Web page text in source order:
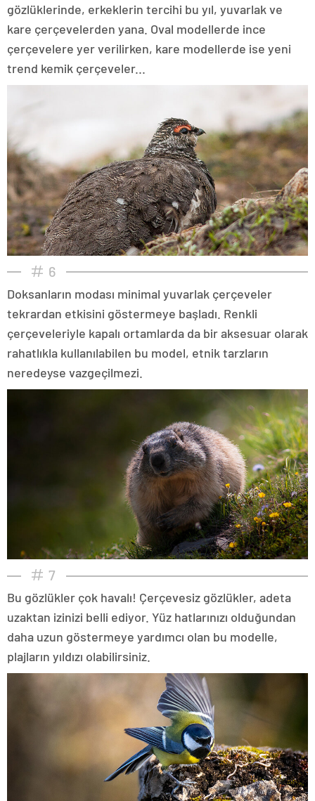
gözlüklerinde, erkeklerin tercihi bu yıl, yuvarlak ve
kare çerçevelerden yana. Oval modellerde ince
çerçevelere yer verilirken, kare modellerde ise yeni
trend kemik çerçeveler...
6
Doksanların modası minimal yuvarlak çerçeveler
tekrardan etkisini göstermeye başladı. Renkli
çerçeveleriyle kapalı ortamlarda da bir aksesuar olarak
rahatlıkla kullanılabilen bu model, etnik tarzların
neredeyse vazgeçilmezi.
7
Bu gözlükler çok havalı! Çerçevesiz gözlükler, adeta
uzaktan izinizi belli ediyor. Yüz hatlarınızı olduğundan
daha uzun göstermeye yardımcı olan bu modelle,
plajların yıldızı olabilirsiniz.